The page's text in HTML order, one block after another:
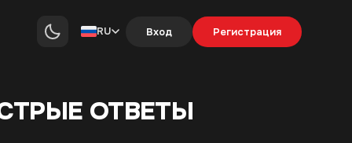
RU Вход Регистрация
ОТВЕТЫ